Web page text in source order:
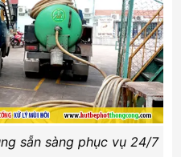
sẵn sàng phục vụ 24/7